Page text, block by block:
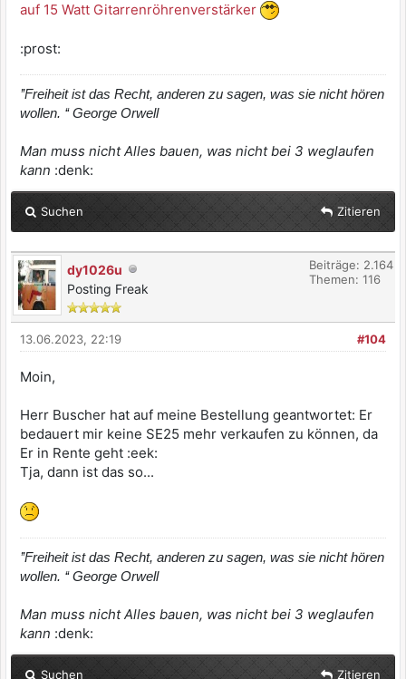
auf 15 Watt Gitarrenröhrenverstärker
:prost:
’’Freiheit ist das Recht, anderen zu sagen, was sie nicht hören
wollen. ‘‘ George Orwell
Man muss nicht Alles bauen, was nicht bei 3 weglaufen
kann :denk:
Suchen Zitieren
dy1026u
Posting Freak
Beiträge: 2.164
Themen: 116
#104
13.06.2023, 22:19
Moin,
Herr Buscher hat auf meine Bestellung geantwortet: Er
bedauert mir keine SE25 mehr verkaufen zu können, da
Er in Rente geht :eek:
Tja, dann ist das so...
’’Freiheit ist das Recht, anderen zu sagen, was sie nicht hören
wollen. ‘‘ George Orwell
Man muss nicht Alles bauen, was nicht bei 3 weglaufen
kann :denk:
Suchen Zitieren